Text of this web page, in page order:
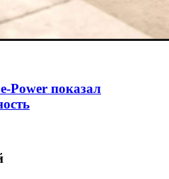
Power показал